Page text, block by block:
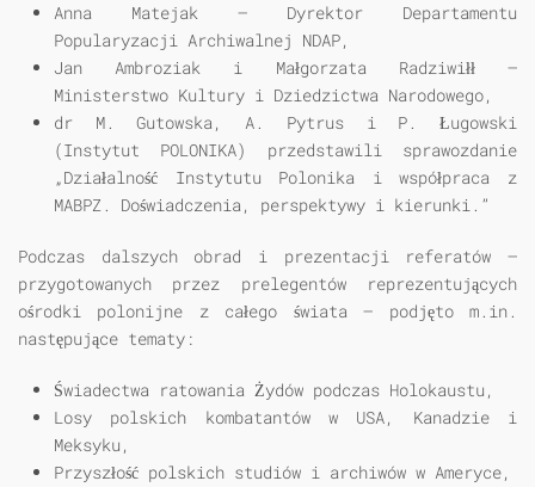
Anna Matejak – Dyrektor Departamentu
Popularyzacji Archiwalnej NDAP,
Jan Ambroziak i Małgorzata Radziwiłł –
Ministerstwo Kultury i Dziedzictwa Narodowego,
dr M. Gutowska, A. Pytrus i P. Ługowski
(Instytut POLONIKA) przedstawili sprawozdanie
„Działalność Instytutu Polonika i współpraca z
MABPZ. Doświadczenia, perspektywy i kierunki.”
Podczas dalszych obrad i prezentacji referatów –
przygotowanych przez prelegentów reprezentujących
ośrodki polonijne z całego świata – podjęto m.in.
następujące tematy:
Świadectwa ratowania Żydów podczas Holokaustu,
Losy polskich kombatantów w USA, Kanadzie i
Meksyku,
Przyszłość polskich studiów i archiwów w Ameryce,